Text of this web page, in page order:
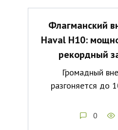
Флагманский
Haval H10:
рекордный
Громадный
разгоняется до
0